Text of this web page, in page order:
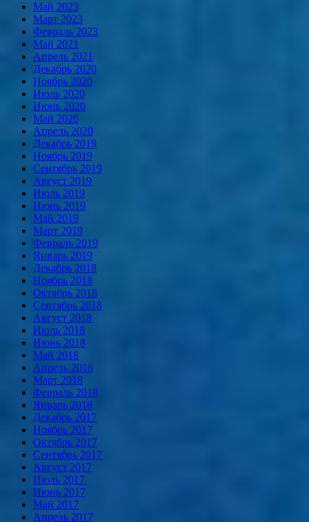
Май 2023
Март 2023
Февраль 2023
Май 2021
Апрель 2021
Декабрь 2020
Ноябрь 2020
Июль 2020
Июнь 2020
Май 2020
Апрель 2020
Декабрь 2019
Ноябрь 2019
Сентябрь 2019
Август 2019
Июль 2019
Июнь 2019
Май 2019
Март 2019
Февраль 2019
Январь 2019
Декабрь 2018
Ноябрь 2018
Октябрь 2018
Сентябрь 2018
Август 2018
Июль 2018
Июнь 2018
Май 2018
Апрель 2018
Март 2018
Февраль 2018
Январь 2018
Декабрь 2017
Ноябрь 2017
Октябрь 2017
Сентябрь 2017
Август 2017
Июль 2017
Июнь 2017
Май 2017
Апрель 2017